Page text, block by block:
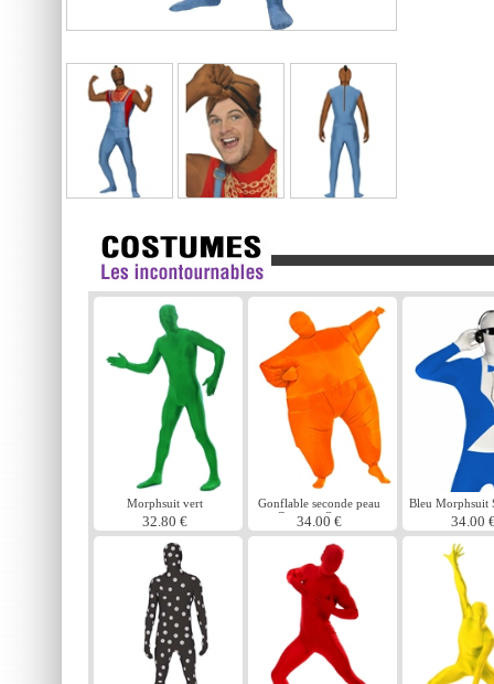
Morphsuit vert
32.80 €
Gonflable seconde peau
Costume Orange
34.00 €
Bleu Morphsuit
34.00